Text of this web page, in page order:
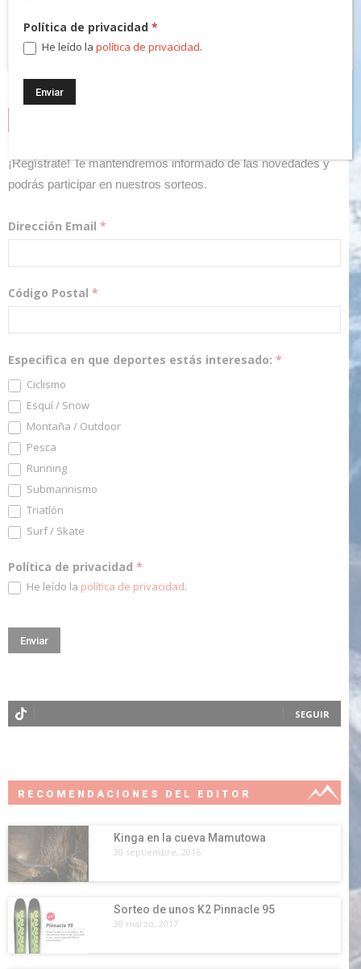
¡Regístrate! Te mantendremos informado de las novedades y
podrás participar en nuestros sorteos.
Dirección Email *
Código Postal *
Especifica en que deportes estás interesado: *
Ciclismo
Esquí / Snow
Montaña / Outdoor
Pesca
Running
Submarinismo
Triatlón
Surf / Skate
Política de privacidad *
He leído la política de privacidad.
SEGUIR
RECOMENDACIONES DEL EDITOR
Kinga en la cueva Mamutowa
30 septiembre, 2016
Sorteo de unos K2 Pinnacle 95
30 marzo, 2017
Política de privacidad*
He leído lapolítica de privacidad.